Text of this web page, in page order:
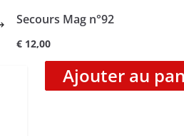
Secours Mag n°92
€ 12,00
Ajouter au